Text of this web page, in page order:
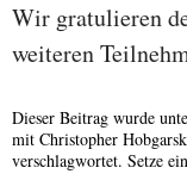
Wir gratulieren
weiteren
Dieser Beitrag wurde
mit Christopher
verschlagwortet. Setze